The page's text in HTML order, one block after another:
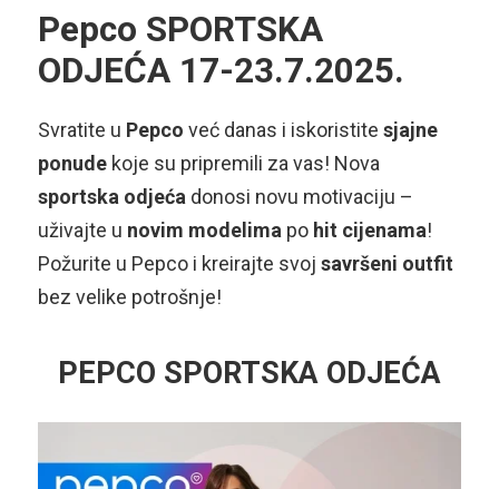
Pepco SPORTSKA
ODJEĆA 17-23.7.2025.
Svratite u Pepco već danas i iskoristite sjajne
ponude koje su pripremili za vas! Nova
sportska odjeća donosi novu motivaciju –
uživajte u novim modelima po hit cijenama!
Požurite u Pepco i kreirajte svoj savršeni outfit
bez velike potrošnje!
PEPCO SPORTSKA ODJEĆA